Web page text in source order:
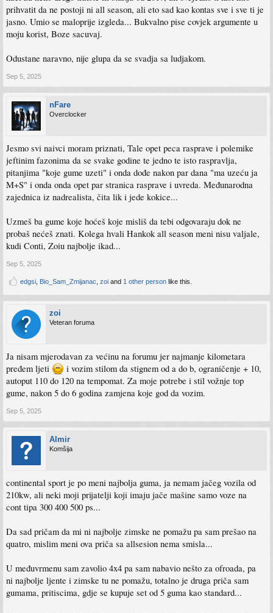
prihvatit da ne postoji ni all season, ali eto sad kao kontas sve i sve ti je
jasno. Umio se maloprije izgleda... Bukvalno pise covjek argumente u
moju korist, Boze sacuvaj.
Odustane naravno, nije glupa da se svadja sa ludjakom.
Sep 5, 2025
nFare
Overclocker
Jesmo svi naivci moram priznati, Tale opet peca rasprave i polemike
jeftinim fazonima da se svake godine te jedno te isto raspravlja,
pitanjima "koje gume uzeti" i onda dođe nakon par dana "ma uzeću ja
M+S" i onda onda opet par stranica rasprave i uvreda. Međunarodna
zajednica iz nadrealista, čita lik i jede kokice...
Uzmeš ba gume koje hoćeš koje misliš da tebi odgovaraju dok ne
probaš nećeš znati. Kolega hvali Hankok all season meni nisu valjale,
kudi Conti, Zoiu najbolje ikad...
Sep 5, 2025
edgsi Bio_Sam_Zmijanac zoi and 1 other person like this.
zoi
Veteran foruma
Ja nisam mjerodavan za većinu na forumu jer najmanje kilometara
pređem ljeti
i vozim stilom da stignem od a do b, ograničenje + 10,
autoput 110 do 120 na tempomat. Za moje potrebe i stil vožnje top
gume, nakon 5 do 6 godina zamjena koje god da vozim.
Sep 5, 2025
Almir
Komšija
continental sport je po meni najbolja guma, ja nemam jačeg vozila od
210kw, ali neki moji prijatelji koji imaju jače mašine samo voze na
cont tipa 300 400 500 ps...
Da sad pričam da mi ni najbolje zimske ne pomažu pa sam prešao na
quatro, mislim meni ova priča sa allsesion nema smisla...
U međuvrmenu sam zavolio 4x4 pa sam nabavio nešto za ofroada, pa
ni najbolje ljente i zimske tu ne pomažu, totalno je druga priča sam
gumama, pritiscima, gdje se kupuje set od 5 guma kao standard...